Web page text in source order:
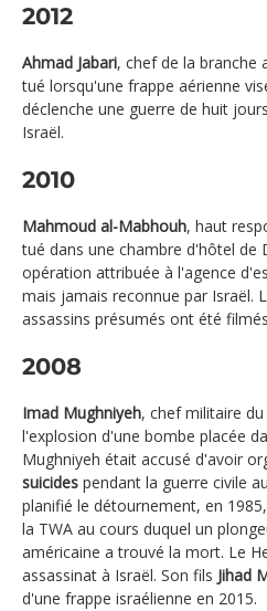
2012
Ahmad Jabari, chef de la branche
tué lorsqu'une frappe aérienne
déclenche une guerre de huit
Israël.
2010
Mahmoud al-Mabhouh, haut
tué dans une chambre d'hôtel de
opération attribuée à l'agence
mais jamais reconnue par Israël.
assassins présumés ont été
2008
Imad Mughniyeh, chef militaire
l'explosion d'une bombe placée
Mughniyeh était accusé d'avoir
suicides pendant la guerre civile au
planifié le détournement, en
la TWA au cours duquel un
américaine a trouvé la mort. Le
assassinat à Israël. Son fils Jihad
d'une frappe israélienne en 2015.